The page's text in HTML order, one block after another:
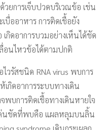
ยการเจ็บปวดบริเวณข้อ เช่น
บื่ออาหาร การติดเชื้อยัง
เกิดอาการบวมอย่างเห็นได้ชัด
อนไหวข้อได้ตามปกติ
ไวรัสชนิด RNA virus พบการ
กิดอาการระบบทางเดิน
พบการติดเชื้อทางเดินหายใจ
ด่นชัดที่พบคือ แผลหลุมบนลิ้น